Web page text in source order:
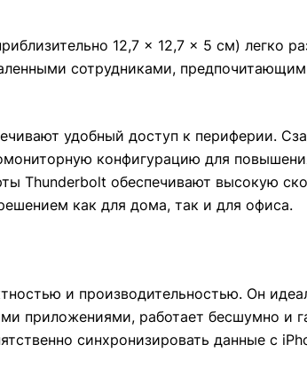
12,7 × 12,7 × 5 см) легко
сотрудниками,
удобный доступ к периферии.
конфигурацию для
Thunderbolt обеспечивают высокую
как для дома, так и для офиса.
и производительностью. Он
приложениями, работает бесшумно и
синхронизировать данные с